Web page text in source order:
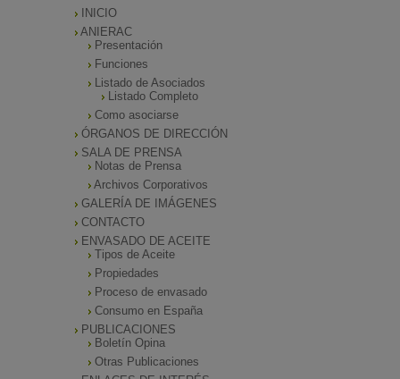
INICIO
ANIERAC
Presentación
Funciones
Listado de Asociados
Listado Completo
Como asociarse
ÓRGANOS DE DIRECCIÓN
SALA DE PRENSA
Notas de Prensa
Archivos Corporativos
GALERÍA DE IMÁGENES
CONTACTO
ENVASADO DE ACEITE
Tipos de Aceite
Propiedades
Proceso de envasado
Consumo en España
PUBLICACIONES
Boletín Opina
Otras Publicaciones